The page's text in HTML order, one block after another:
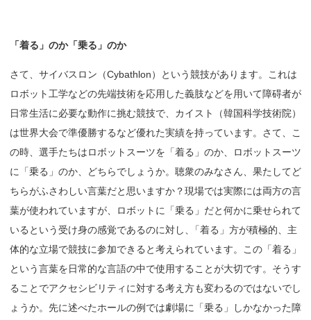
「着る」 のか「乗る」 のか
さて、サイバスロン（Cybathlon）という競技があります。これは
ロボット工学などの先端技術を応用した義肢などを用いて障碍者が
日常生活に必要な動作に挑む競技で、カイスト（韓国科学技術院）
は世界大会で準優勝するなど優れた実績を持っています。さて、こ
の時、選手たちはロボットスーツを「着る」のか、ロボットスーツ
に「乗る」のか、どちらでしょうか。聴衆のみなさん、果たしてど
ちらがふさわしい言葉だと思いますか？現場では実際には両方の言
葉が使われていますが、ロボットに「乗る」だと何かに乗せられて
いるという受け身の感覚であるのに対し
「着る」方が積極的、主
体的な立場で競技に参加できると考えられています。この「着る」
という言葉を日常的な言語の中で使用することが大切です。そうす
ることでアクセシビリティに対する考え方も変わるのではないでし
ょうか。先に述べたホールの例では劇場に「乗る」しかなかった障